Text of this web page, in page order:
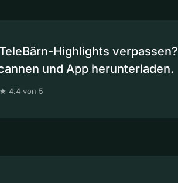
Highlights verpassen?
und App herunterladen.
4.4 von 5